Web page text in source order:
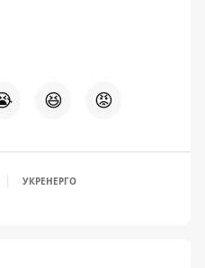
😆 😡
УКРЕНЕРГО